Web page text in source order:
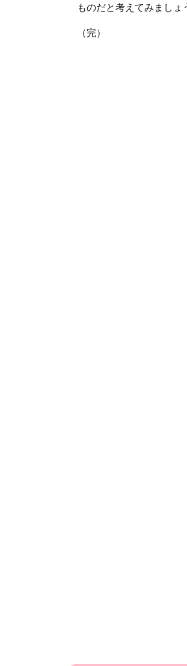
ものだと考えてみましょ
（完）